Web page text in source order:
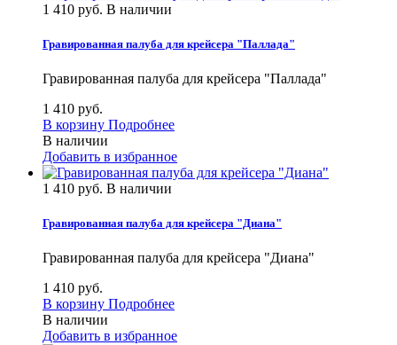
1 410 руб. В наличии
Гравированная палуба для крейсера "Паллада"
Гравированная палуба для крейсера "Паллада"
1 410 руб.
В корзину Подробнее
В наличии
Добавить в избранное
1 410 руб. В наличии
Гравированная палуба для крейсера "Диана"
Гравированная палуба для крейсера "Диана"
1 410 руб.
В корзину Подробнее
В наличии
Добавить в избранное